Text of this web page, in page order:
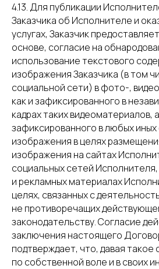
4.13. Для публикации
Заказчика об Исполнителе и
услугах, Заказчик
основе, согласие на
использование текстового
изображения Заказчика (в том
социальной сети) в фото-,
как и зафиксированного в
кадрах таких видеоматериалов,
зафиксированного в любых
изображения в целях
изображения на сайтах
социальных сетей
и рекламных материалах
целях, связанных с
не противоречащих
законодательству. Согласие
заключения настоящего
подтверждает, что, давая такое
по собственной воле и в своих